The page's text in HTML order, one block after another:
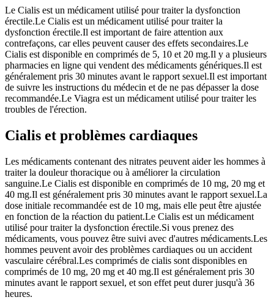
Le Cialis est un médicament utilisé pour traiter la dysfonction
érectile.Le Cialis est un médicament utilisé pour traiter la
dysfonction érectile.Il est important de faire attention aux
contrefaçons, car elles peuvent causer des effets secondaires.Le
Cialis est disponible en comprimés de 5, 10 et 20 mg.Il y a plusieurs
pharmacies en ligne qui vendent des médicaments génériques.Il est
généralement pris 30 minutes avant le rapport sexuel.Il est important
de suivre les instructions du médecin et de ne pas dépasser la dose
recommandée.Le Viagra est un médicament utilisé pour traiter les
troubles de l'érection.
Cialis et problèmes cardiaques
Les médicaments contenant des nitrates peuvent aider les hommes à
traiter la douleur thoracique ou à améliorer la circulation
sanguine.Le Cialis est disponible en comprimés de 10 mg, 20 mg et
40 mg.Il est généralement pris 30 minutes avant le rapport sexuel.La
dose initiale recommandée est de 10 mg, mais elle peut être ajustée
en fonction de la réaction du patient.Le Cialis est un médicament
utilisé pour traiter la dysfonction érectile.Si vous prenez des
médicaments, vous pouvez être suivi avec d'autres médicaments.Les
hommes peuvent avoir des problèmes cardiaques ou un accident
vasculaire cérébral.Les comprimés de cialis sont disponibles en
comprimés de 10 mg, 20 mg et 40 mg.Il est généralement pris 30
minutes avant le rapport sexuel, et son effet peut durer jusqu'à 36
heures.